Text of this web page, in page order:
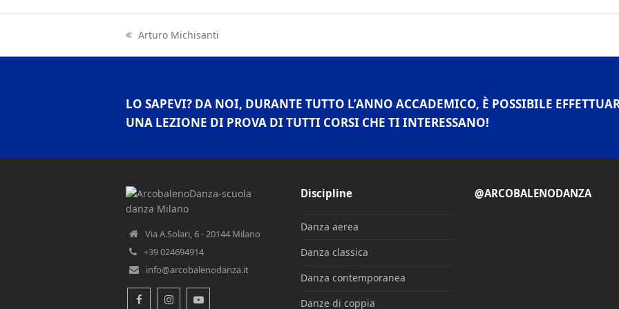
previous
Arturo Michisanti
LO SAPEVI? DA NOI, DURANTE TUTTO L’ANNO ACCADEMICO, È POSSIBILE
UNA LEZIONE DI PROVA DI TUTTI CORSI CHE TI INTERESSANO!
Via A.Solari, 6 - 20144 Milano
+39 024694914
info@arcobalenodanza.it
FacebookInstagramYoutube
Discipline
Danza aerea
Danza classica
Danza contemporanea
Danze di coppia
@ARCOBALENODANZA